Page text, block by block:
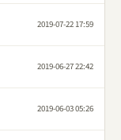
2019-07-22 17:59
2019-06-27 22:42
2019-06-03 05:26